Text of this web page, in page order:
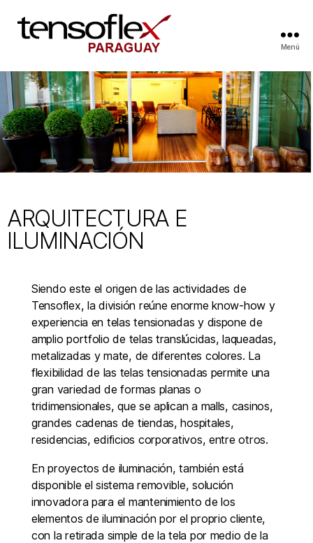
Menú
ARQUITECTURA E
ILUMINACIÓN
Siendo este el origen de las actividades de
Tensoflex, la división reúne enorme know-how y
experiencia en telas tensionadas y dispone de
amplio portfolio de telas translúcidas, laqueadas,
metalizadas y mate, de diferentes colores. La
flexibilidad de las telas tensionadas permite una
gran variedad de formas planas o
tridimensionales, que se aplican a malls, casinos,
grandes cadenas de tiendas, hospitales,
residencias, edificios corporativos, entre otros.
En proyectos de iluminación, también está
disponible el sistema removible, solución
innovadora para el mantenimiento de los
elementos de iluminación por el proprio cliente,
con la retirada simple de la tela por medio de la